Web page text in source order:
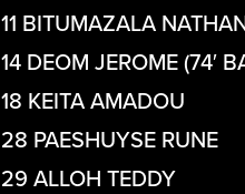
11 BITUMAZALA
14 DEOM JEROME (74′
18 KEITA AMADOU
28 PAESHUYSE RUNE
29 ALLOH TEDDY